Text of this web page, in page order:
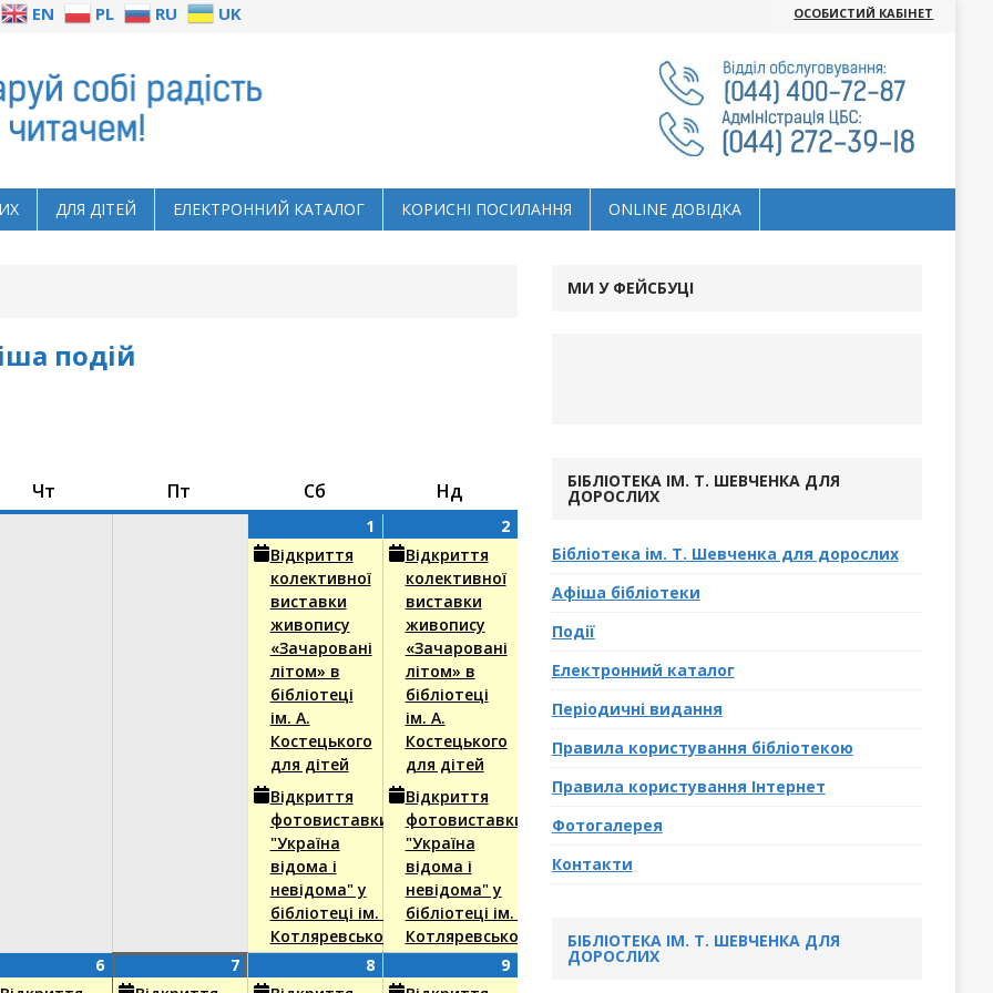
EN PL RU UK ОСОБИСТИЙ КАБІНЕТ
ДЛЯ ДІТЕЙ ЕЛЕКТРОННИЙ КАТАЛОГ КОРИСНІ ПОСИЛАННЯ ОNLINE ДОВІДКА
подій
Чт Пт СбСубота НдНеділя
11
Серпня,
2026
(2
events)
Відкриття
колективної
виставки
живопису
«Зачаровані
літом» в
бібліотеці
ім. А.
Костецького
для дітей
Відкриття
фотовиставки
"Україна
відома і
невідома" у
бібліотеці ім. І.
Котляревського
22
Серпня,
(2
events)
Відкриття
колективної
виставки
живопису
«Зачаровані
літом» в
бібліотеці
ім. А.
Костецького
для дітей
Відкриття
фотовиставки
"Україна
відома і
невідома" у
бібліотеці ім. І.
Котляревського
66
Серпня,
(2
events)
77
Серпня,
(4
events)
88
Серпня,
(2
events)
99(1
МИ У ФЕЙСБУЦІ
БІБЛІОТЕКА ІМ. Т. ШЕВЧЕНКА ДЛЯ
ДОРОСЛИХ
Бібліотека ім. Т. Шевченка для дорослих
Афіша бібліотеки
Події
Електронний каталог
Періодичні видання
Правила користування бібліотекою
Правила користування Інтернет
Фотогалерея
Контакти
БІБЛІОТЕКА ІМ. Т. ШЕВЧЕНКА ДЛЯ
ДОРОСЛИХ